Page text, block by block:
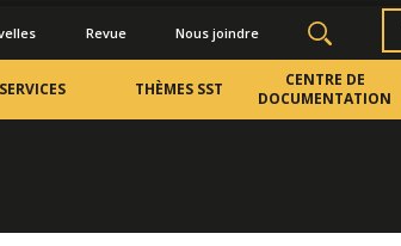
Revue Nous joindre
SERVICES THÈMES SST
CENTRE DE
DOCUMENTATION